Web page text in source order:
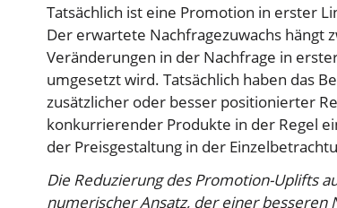
Tatsächlich ist eine Promotion in erster
Der erwartete Nachfragezuwachs hängt
Veränderungen in der Nachfrage in
umgesetzt wird. Tatsächlich haben das
zusätzlicher oder besser positionierter
konkurrierender Produkte in der Regel
der Preisgestaltung in der
Die Reduzierung des Promotion-Uplifts
numerischer Ansatz, der einer besseren